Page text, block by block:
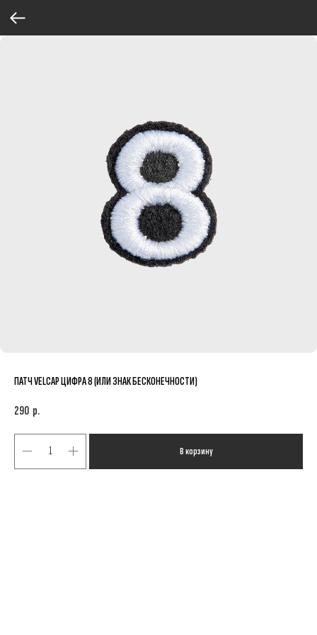
ПАТЧ VELCAP ЦИФРА 8 (ИЛИ ЗНАК БЕСКОНЕЧНОСТИ)
290 р.
В корзину